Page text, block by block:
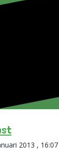
2013 , 16:07